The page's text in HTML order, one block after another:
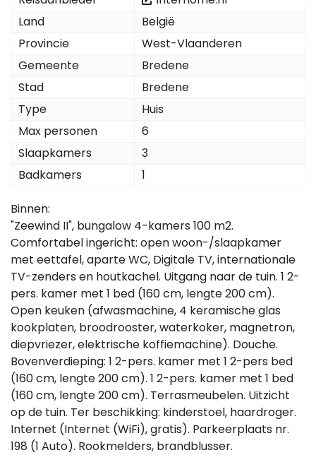
Land
België
Provincie
West-Vlaanderen
Gemeente
Bredene
Stad
Bredene
Type
Huis
Max personen
6
Slaapkamers
3
Badkamers
1
Binnen:
"Zeewind II", bungalow 4-kamers 100 m2.
Comfortabel ingericht: open woon-/slaapkamer
met eettafel, aparte WC, Digitale TV, internationale
TV-zenders en houtkachel. Uitgang naar de tuin. 1 2-
pers. kamer met 1 bed (160 cm, lengte 200 cm).
Open keuken (afwasmachine, 4 keramische glas
kookplaten, broodrooster, waterkoker, magnetron,
diepvriezer, elektrische koffiemachine). Douche.
Bovenverdieping: 1 2-pers. kamer met 1 2-pers bed
(160 cm, lengte 200 cm). 1 2-pers. kamer met 1 bed
(160 cm, lengte 200 cm). Terrasmeubelen. Uitzicht
op de tuin. Ter beschikking: kinderstoel, haardroger.
Internet (Internet (WiFi), gratis). Parkeerplaats nr.
198 (1 Auto). Rookmelders, brandblusser.